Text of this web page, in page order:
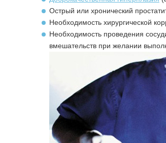
Острый или хронический
Необходимость хирургической
Необходимость проведения
вмешательств при желании